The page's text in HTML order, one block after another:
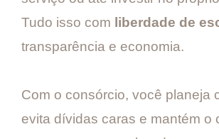
Tudo isso com liberdade de
transparência e economia.
Com o consórcio, você planeja
evita dívidas caras e mantém o